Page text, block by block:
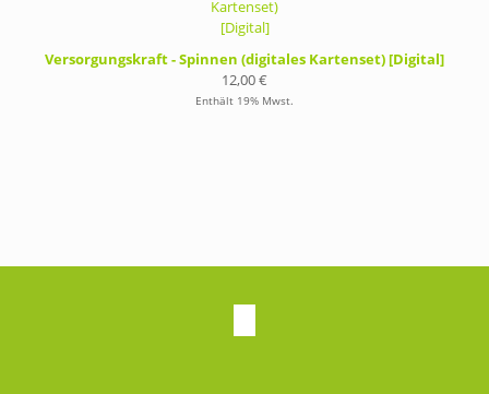
Versorgungskraft - Spinnen (digitales Kartenset) [Digital]
12,00€
Enthält 19% Mwst.